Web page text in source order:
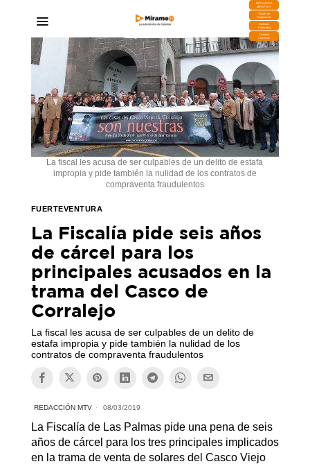
DESCARGA
MIRAPLAY
Buzón de
Sugerencias
Contratar
Publicidad
Contacto
Comercial
La fiscal les acusa de ser culpables de un delito de estafa
impropia y pide también la nulidad de los contratos de
compraventa fraudulentos
FUERTEVENTURA
La Fiscalía pide seis años
de cárcel para los
principales acusados en la
trama del Casco de
Corralejo
La fiscal les acusa de ser culpables de un delito de
estafa impropia y pide también la nulidad de los
contratos de compraventa fraudulentos
REDACCIÓN MTV 08/03/2019
La Fiscalía de Las Palmas pide una pena de seis
años de cárcel para los tres principales implicados
en la trama de venta de solares del Casco Viejo